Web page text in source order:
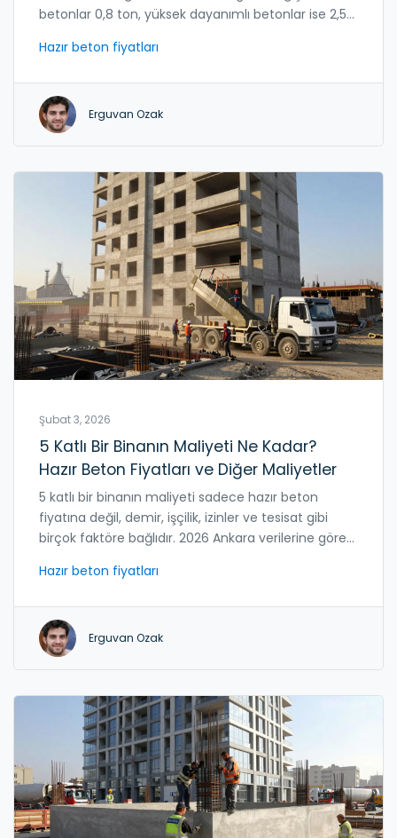
betonlar 0,8 ton, yüksek dayanımlı betonlar ise 2,5
hesaplamaları için bu bilgi kritiktir.
Hazır beton fiyatları
Erguvan Ozak
Şubat 3, 2026
5 Katlı Bir Binanın Maliyeti Ne Kadar?
Hazır Beton Fiyatları ve Diğer Maliyetler
5 katlı bir binanın maliyeti sadece hazır beton
fiyatına değil, demir, işçilik, izinler ve tesisat gibi
birçok faktöre bağlıdır. 2026 Ankara verilerine göre
Hazır beton fiyatları
Erguvan Ozak